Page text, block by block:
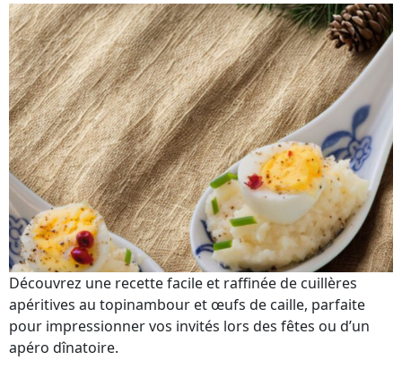
Découvrez une recette facile et raffinée de cuillères
apéritives au topinambour et œufs de caille, parfaite
pour impressionner vos invités lors des fêtes ou d’un
apéro dînatoire.